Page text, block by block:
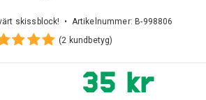
skissblock! • Artikelnummer: B-998806
(2 kundbetyg)
35 kr